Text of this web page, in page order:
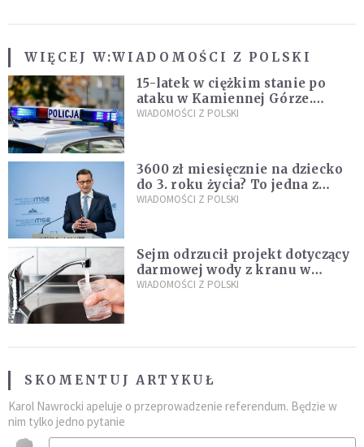
WIĘCEJ W:WIADOMOŚCI Z POLSKI
15-latek w ciężkim stanie po
ataku w Kamiennej Górze.
Policja zatrzymała dwóch
WIADOMOŚCI Z POLSKI
3600 zł miesięcznie na dziecko
do 3. roku życia? To jedna z
propozycji programu "Rozwój
WIADOMOŚCI Z POLSKI
Sejm odrzucił projekt dotyczący
darmowej wody z kranu w
restauracjach
WIADOMOŚCI Z POLSKI
SKOMENTUJ ARTYKUŁ
Karol Nawrocki apeluje o przeprowadzenie referendum. Będzie w
nim tylko jedno pytanie